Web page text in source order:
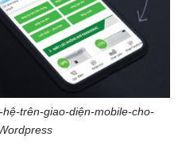
trên-giao-diện-mobile-cho-